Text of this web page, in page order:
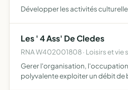
Développer les activités
Les ' 4 Ass' De Cledes
RNA W402001808 · Loisirs et vie
Gerer l'organisation,
polyvalente exploiter un débit de